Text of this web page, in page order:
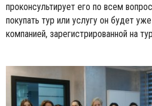
проконсультирует его по всем
покупать тур или услугу он будет
компанией, зарегистрированной на